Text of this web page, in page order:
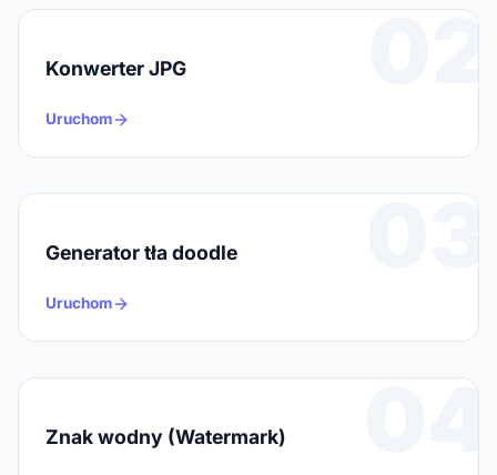
02
Konwerter JPG
Uruchom
03
Generator tła doodle
Uruchom
04
Znak wodny (Watermark)